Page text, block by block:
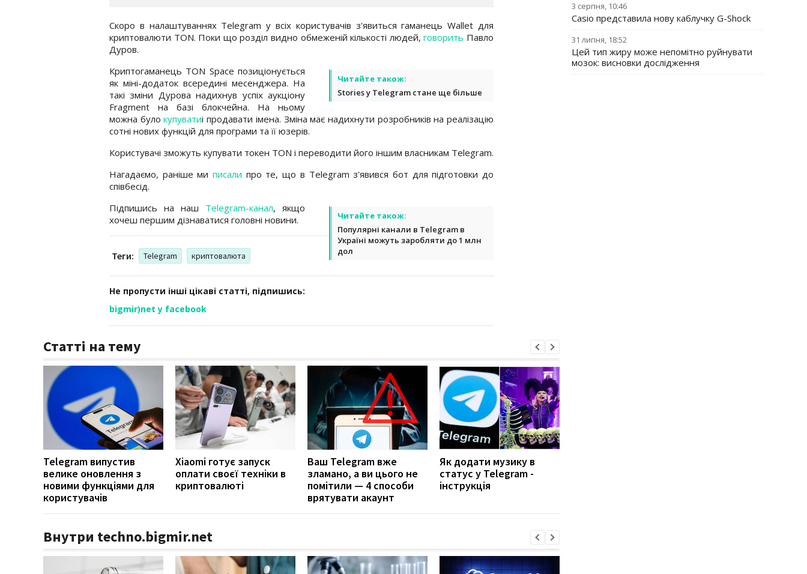
Скоро в налаштуваннях Telegram у всіх користувачів з'явиться гаманець Wallet для
криптовалюти TON. Поки що розділ видно обмеженій кількості людей,говорить Павло
Дуров.
Читайте також:
Stories у Telegram стане ще більше
Криптогаманець TON Space позиціонується
як міні-додаток всередині месенджера. На
такі зміни Дурова надихнув успіх аукціону
Fragment на базі блокчейна. На ньому
можна булокупуватиі продавати імена. Зміна має надихнути розробників на реалізацію
сотні нових функцій для програми та її юзерів.
Користувачі зможуть купувати токен TON і переводити його іншим власникам Telegram.
Нагадаємо, раніше миписали про те, що в Telegram з'явився бот для підготовки до
співбесід.
Читайте також:
Популярні канали в Telegram в
Україні можуть заробляти до 1 млн
дол
Підпишись на наш Telegram-канал, якщо
хочеш першим дізнаватися головні новини.
Теги: Telegram криптовалюта
Не пропусти інші цікаві статті, підпишись:
bigmir)net у facebook
Статті на тему
Telegram випустив
велике оновлення з
новими функціями для
користувачів
Xiaomi готує запуск
оплати своєї техніки в
криптовалюті
Ваш Telegram вже
зламано, а ви цього не
помітили — 4 способи
врятувати акаунт
Як додати музику в
статус у Telegram -
інструкція
Внутри techno.bigmir.net
3 серпня, 10:46
Casio представила нову каблучку G-Shock
31 липня, 18:52
Цей тип жиру може непомітно руйнувати
мозок: висновки дослідження